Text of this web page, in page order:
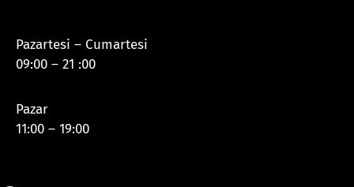
Pazartesi – Cumartesi
09:00 – 21 :00
Pazar
11:00 – 19:00